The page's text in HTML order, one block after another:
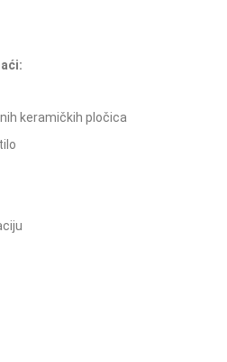
keramičkih pločica